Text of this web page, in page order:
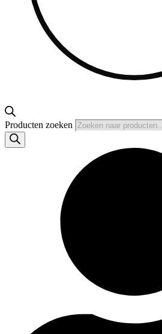
Producten zoeken